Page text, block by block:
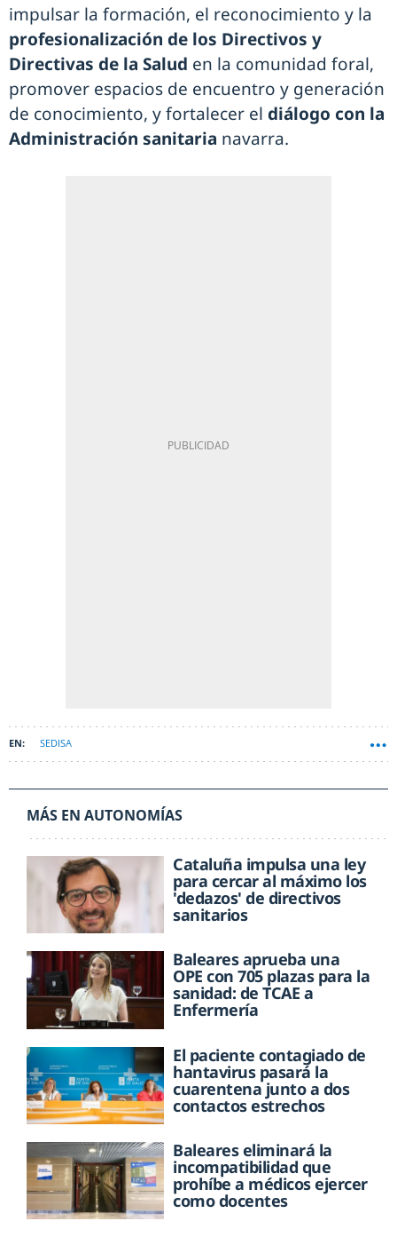
impulsar la formación, el reconocimiento y la
profesionalización de los Directivos y
Directivas de la Salud en la comunidad foral,
promover espacios de encuentro y generación
de conocimiento, y fortalecer el diálogo con la
Administración sanitaria navarra.
SEDISA
MÁS EN AUTONOMÍAS
Cataluña impulsa una ley
para cercar al máximo los
'dedazos' de directivos
sanitarios
Baleares aprueba una
OPE con 705 plazas para la
sanidad: de TCAE a
Enfermería
El paciente contagiado de
hantavirus pasará la
cuarentena junto a dos
contactos estrechos
Baleares eliminará la
incompatibilidad que
prohíbe a médicos ejercer
como docentes